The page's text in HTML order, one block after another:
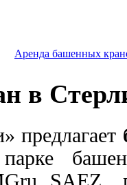
Аренда башенных
в
SAEZ ,